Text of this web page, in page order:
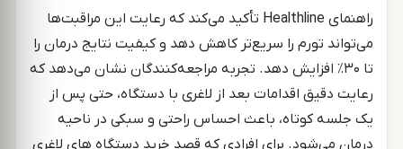
راهنمای Healthline تأکید می‌کند که رعایت این مراقبت‌ها
می‌تواند تورم را سریع‌تر کاهش دهد و کیفیت نتایج درمان را
تا ۳۰٪ افزایش دهد. تجربه مراجعه‌کنندگان نشان می‌دهد که
رعایت دقیق اقدامات بعد از لاغری با دستگاه، حتی پس از
یک جلسه کوتاه، باعث احساس راحتی و سبکی در ناحیه
درمان می‌شود. برای افرادی که قصد خرید دستگاه های لاغری